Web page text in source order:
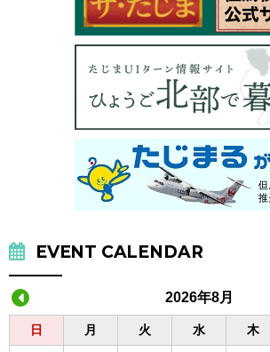
EVENT CALENDAR
2026年8月
日 月 火 水 木